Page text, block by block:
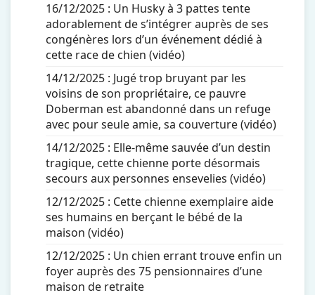
16/12/2025 : Un Husky à 3 pattes tente
adorablement de s’intégrer auprès de ses
congénères lors d’un événement dédié à
cette race de chien (vidéo)
14/12/2025 : Jugé trop bruyant par les
voisins de son propriétaire, ce pauvre
Doberman est abandonné dans un refuge
avec pour seule amie, sa couverture (vidéo)
14/12/2025 : Elle-même sauvée d’un destin
tragique, cette chienne porte désormais
secours aux personnes ensevelies (vidéo)
12/12/2025 : Cette chienne exemplaire aide
ses humains en berçant le bébé de la
maison (vidéo)
12/12/2025 : Un chien errant trouve enfin un
foyer auprès des 75 pensionnaires d’une
maison de retraite